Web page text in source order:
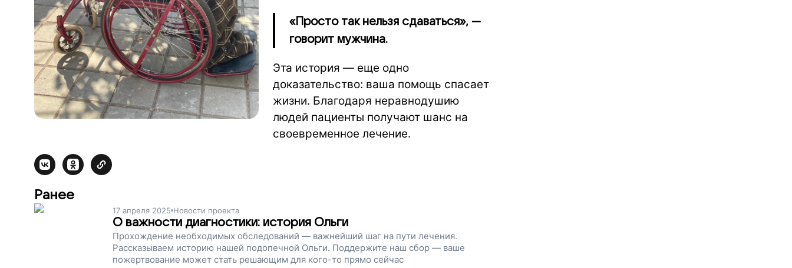
«Просто так нельзя сдаваться», —
говорит мужчина.
Эта история — еще одно
доказательство: ваша помощь спасает
жизни. Благодаря неравнодушию
людей пациенты получают шанс на
своевременное лечение.
Ранее
17 апреля 2025 Новости проекта
О важности диагностики: история Ольги
Прохождение необходимых обследований — важнейший шаг на пути лечения.
Рассказываем историю нашей подопечной Ольги. Поддержите наш сбор — ваше
пожертвование может стать решающим для кого-то прямо сейчас